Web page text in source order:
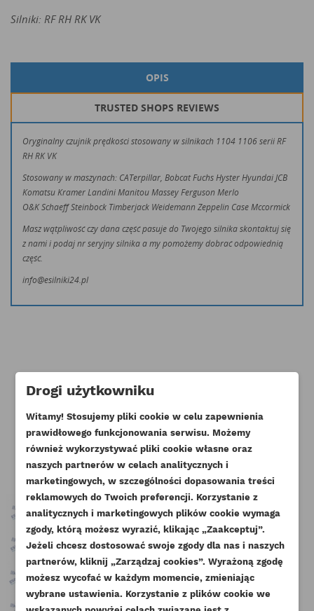
UTWÓRZ LISTĘ ŻYCZEŃ
ZALOGUJ SIĘ
Silniki: RF RH RK VK
OPIS
TRUSTED SHOPS REVIEWS
Oryginalny czujnik prędkości stosowany w silnikach 1104 1106 serii RF
RH RK VK
Stosowany w maszynach: CATerpillar, Bobcat Fuchs Hyster Hyundai JCB
Komatsu Kramer Landini Manitou Massey Ferguson Merlo
O&K Schaeff Steinbock Timberjack Weidemann Zeppelin Case Mccormick
Masz wątpliwość czy dana część pasuje do Twojego silnika skontaktuj się
z nami i podaj nr seryjny silnika a my pomożemy dobrać odpowiednią
część.
info@esilniki24.pl
Klienci którzy zakupili ten produkt
kupili również:
Drogi użytkowniku
Witamy! Stosujemy pliki cookie w celu zapewnienia
prawidłowego funkcjonowania serwisu. Możemy
również wykorzystywać pliki cookie własne oraz
naszych partnerów w celach analitycznych i
marketingowych, w szczególności dopasowania treści
reklamowych do Twoich preferencji. Korzystanie z
analitycznych i marketingowych plików cookie wymaga
zgody, którą możesz wyrazić, klikając „Zaakceptuj”.
Jeżeli chcesz dostosować swoje zgody dla nas i naszych
partnerów, kliknij „Zarządzaj cookies”. Wyrażoną zgodę
możesz wycofać w każdym momencie, zmieniając
wybrane ustawienia. Korzystanie z plików cookie we